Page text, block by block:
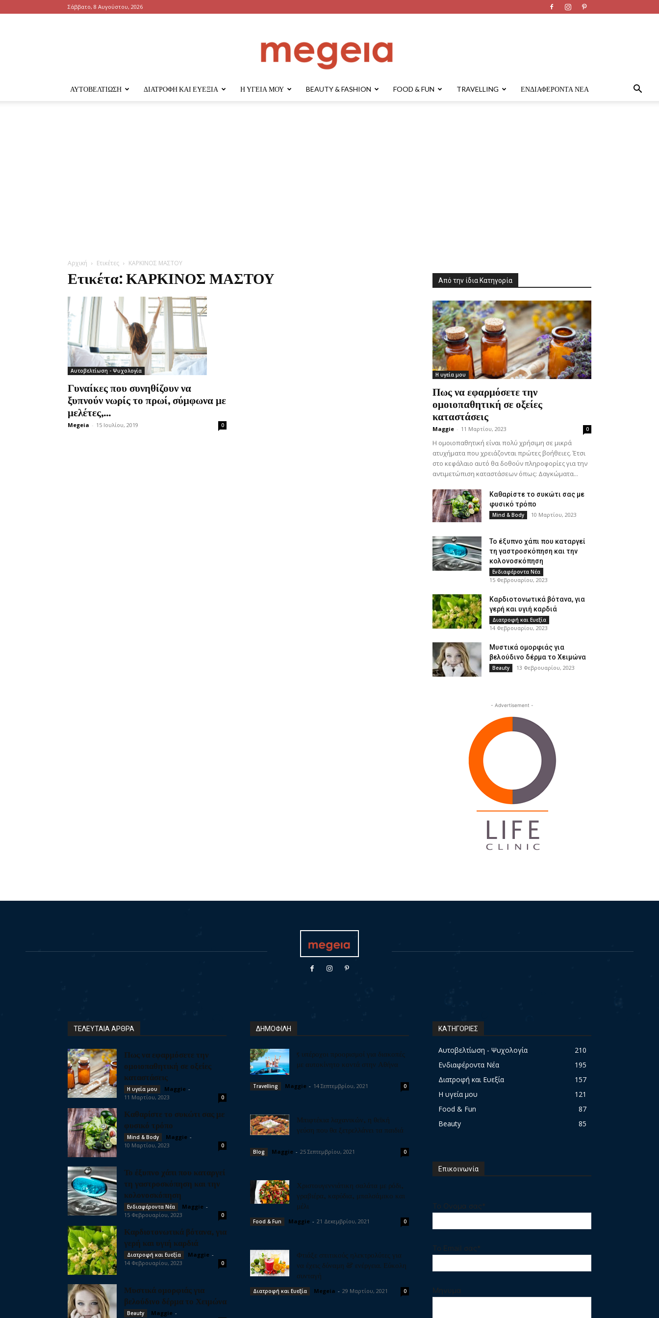
Σάββατο, 8 Αυγούστου, 2026
ΑΥΤΟΒΕΛΤΊΩΣΗ ΔΙΑΤΡΟΦΉ ΚΑΙ ΕΥΕΞΊΑ Η ΥΓΕΊΑ ΜΟΥ BEAUTY & FASHION FOOD & FUN TRAVELLING ΕΝΔΙΑΦΈΡΟΝΤΑ ΝΈΑ
Αρχική Ετικέτες ΚΑΡΚΙΝΟΣ ΜΑΣΤΟΥ
Ετικέτα: ΚΑΡΚΙΝΟΣ ΜΑΣΤΟΥ
Αυτοβελτίωση - Ψυχολογία
Γυναίκες που συνηθίζουν να
ξυπνούν νωρίς το πρωί, σύμφωνα με
μελέτες,...
Megeia - 15 Ιουλίου, 2019 0
Από την ίδια Κατηγορία
Η υγεία μου
Πως να εφαρμόσετε την
ομοιοπαθητική σε οξείες
καταστάσεις
Maggie - 11 Μαρτίου, 2023 0
Η ομοιοπαθητική είναι πολύ χρήσιμη σε μικρά
ατυχήματα που χρειάζονται πρώτες βοήθειες. Έτσι
στο κεφάλαιο αυτό θα δοθούν πληροφορίες για την
αντιμετώπιση καταστάσεων όπως: Δαγκώματα...
Καθαρίστε το συκώτι σας με
φυσικό τρόπο
Mind & Body 10 Μαρτίου, 2023
Το έξυπνο χάπι που καταργεί
τη γαστροσκόπηση και την
κολονοσκόπηση
Ενδιαφέροντα Νέα
15 Φεβρουαρίου, 2023
Καρδιοτονωτικά βότανα, για
γερή και υγιή καρδιά
Διατροφή και Ευεξία
14 Φεβρουαρίου, 2023
Μυστικά ομορφιάς για
βελούδινο δέρμα το Χειμώνα
Beauty 13 Φεβρουαρίου, 2023
- Advertisement -
ΤΕΛΕΥΤΑΙΑ ΑΡΘΡΑ
Πως να εφαρμόσετε την
ομοιοπαθητική σε οξείες
καταστάσεις
Η υγεία μου Maggie -
11 Μαρτίου, 2023
0
Καθαρίστε το συκώτι σας με
φυσικό τρόπο
Mind & Body Maggie -
10 Μαρτίου, 2023
0
Το έξυπνο χάπι που καταργεί
τη γαστροσκόπηση και την
κολονοσκόπηση
Ενδιαφέροντα Νέα Maggie -
15 Φεβρουαρίου, 2023
0
Καρδιοτονωτικά βότανα, για
γερή και υγιή καρδιά
Διατροφή και Ευεξία Maggie -
14 Φεβρουαρίου, 2023
0
Μυστικά ομορφιάς για
βελούδινο δέρμα το Χειμώνα
Beauty Maggie -
ΔΗΜΟΦΙΛΗ
5 υπέροχοι προορισμοί για διακοπές
με αυτοκίνητο κοντά στην Αθήνα
Travelling Maggie - 14 Σεπτεμβρίου, 2021 0
Μπιφτέκια λαχανικών, η θεϊκή
γεύση που θα ξετρελλάνει τα παιδιά
Blog Maggie - 25 Σεπτεμβρίου, 2021 0
Χριστουγεννιάτικη σαλάτα με ρόδι,
γραβιέρα, καρύδια, μπαλσάμικο και
μέλι
Food & Fun Maggie - 21 Δεκεμβρίου, 2021 0
Φτιάξε σπιτικούς ηλεκτρολύτες για
να έχεις δύναμη & ενέργεια. Εύκολη
συνταγή
Διατροφή και Ευεξία Megeia - 29 Μαρτίου, 2021 0
ΚΑΤΗΓΟΡΙΕΣ
Αυτοβελτίωση - Ψυχολογία
210
Ενδιαφέροντα Νέα
195
Διατροφή και Ευεξία
157
Η υγεία μου
121
Food & Fun
87
Beauty
85
Επικοινωνία
Το Ονομα σας*
Το Email σας*
Μηνυμα